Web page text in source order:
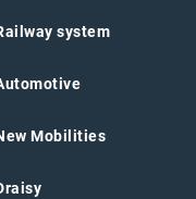
system
Mobilities